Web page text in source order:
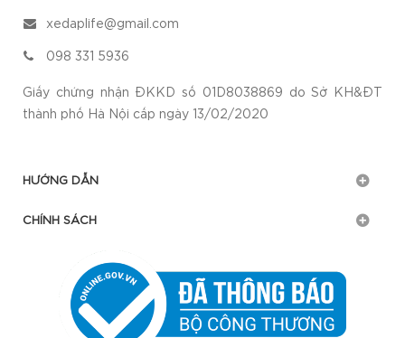
xedaplife@gmail.com
098 331 5936
Giấy chứng nhận ĐKKD số 01D8038869 do Sở KH&ĐT
thành phố Hà Nội cấp ngày 13/02/2020
HƯỚNG DẪN
CHÍNH SÁCH